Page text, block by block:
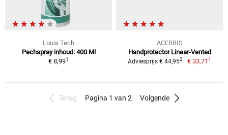
Louis Tech
Pechspray inhoud: 400 Ml
€ 8,991
ACERBIS
Handprotector Linear-Vented
Adviesprijs € 44,952 € 33,711
Terug Pagina 1 van 2 Volgende